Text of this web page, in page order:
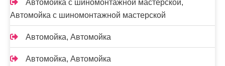
Автомойка с шиномонтажной мастерской,
Автомойка с шиномонтажной мастерской
Автомойка, Автомойка
Автомойка, Автомойка